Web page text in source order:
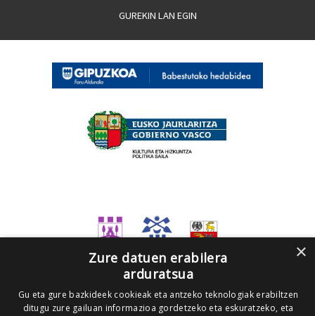
GUREKIN LAN EGIN
×
Zure datuen erabilera
arduratsua
Gu eta gure bazkideek cookieak eta antzeko teknologiak erabiltzen
ditugu zure gailuan informazioa gordetzeko eta eskuratzeko, eta